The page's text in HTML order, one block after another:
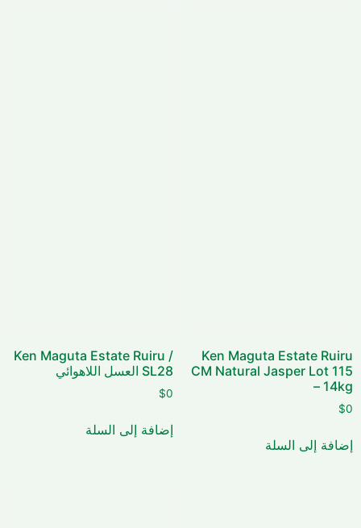
Ken Maguta Estate Ruiru
CM Natural Jasper Lot 115
– 14kg
$0
إضافة إلى السلة
Ken Maguta Estate Ruiru /
SL28 العسل اللاهوائي
$0
إضافة إلى السلة